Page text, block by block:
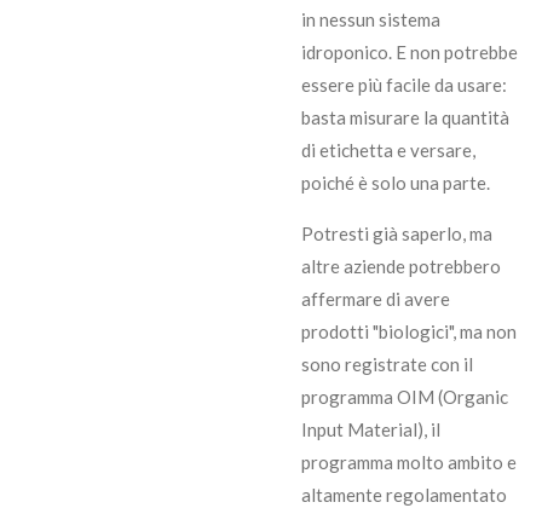
in nessun sistema
idroponico. E non potrebbe
essere più facile da usare:
basta misurare la quantità
di etichetta e versare,
poiché è solo una parte.
Potresti già saperlo, ma
altre aziende potrebbero
affermare di avere
prodotti "biologici", ma non
sono registrate con il
programma OIM (Organic
Input Material), il
programma molto ambito e
altamente regolamentato